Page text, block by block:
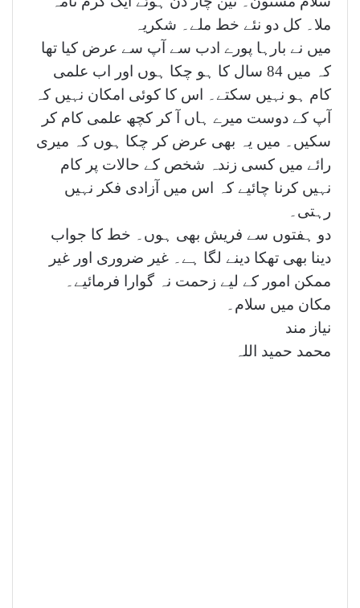
ملا۔ کل دو نئے خط ملے۔ شکریہ
میں نے بارہا پورے ادب سے آپ سے عرض کیا تھا
کہ میں 84 سال کا ہو چکا ہوں اور اب علمی
کام ہو نہیں سکتے۔ اس کا کوئی امکان نہیں کہ
آپ کے دوست میرے ہاں آ کر کچھ علمی کام کر
سکیں۔ میں یہ بھی عرض کر چکا ہوں کہ میری
رائے میں کسی زندہ شخص کے حالات پر کام
نہیں کرنا چائیے کہ اس میں آزادی فکر نہیں
رہتی۔
دو ہفتوں سے فریش بھی ہوں۔ خط کا جواب
دینا بھی تھکا دینے لگا ہے۔ غیر ضروری اور غیر
ممکن امور کے لیے زحمت نہ گوارا فرمائيے۔
مکان میں سلام۔
نیاز مند
محمد حمید اللہ